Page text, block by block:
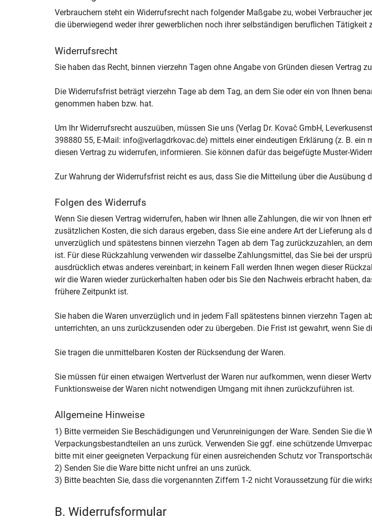
Verbrauchern steht ein Widerrufsrecht nach folgender Maßgabe zu, wobei Verbraucher
die überwiegend weder ihrer gewerblichen noch ihrer selbständigen beruflichen Tätigkeit
Widerrufsrecht
Sie haben das Recht, binnen vierzehn Tagen ohne Angabe von Gründen diesen Vertrag
Die Widerrufsfrist beträgt vierzehn Tage ab dem Tag, an dem Sie oder ein von Ihnen
genommen haben bzw. hat.
Um Ihr Widerrufsrecht auszuüben, müssen Sie uns (Verlag Dr. Kovač GmbH,
398880 55, E-Mail: info@verlagdrkovac.de) mittels einer eindeutigen Erklärung (z. B.
diesen Vertrag zu widerrufen, informieren. Sie können dafür das beigefügte Muster-
Zur Wahrung der Widerrufsfrist reicht es aus, dass Sie die Mitteilung über die
Folgen des Widerrufs
Wenn Sie diesen Vertrag widerrufen, haben wir Ihnen alle Zahlungen, die wir von Ihnen
zusätzlichen Kosten, die sich daraus ergeben, dass Sie eine andere Art der Lieferung
unverzüglich und spätestens binnen vierzehn Tagen ab dem Tag zurückzuzahlen, an
ist. Für diese Rückzahlung verwenden wir dasselbe Zahlungsmittel, das Sie bei der
ausdrücklich etwas anderes vereinbart; in keinem Fall werden Ihnen wegen dieser
wir die Waren wieder zurückerhalten haben oder bis Sie den Nachweis erbracht haben,
frühere Zeitpunkt ist.
Sie haben die Waren unverzüglich und in jedem Fall spätestens binnen vierzehn Tagen
unterrichten, an uns zurückzusenden oder zu übergeben. Die Frist ist gewahrt, wenn Sie
Sie tragen die unmittelbaren Kosten der Rücksendung der Waren.
Sie müssen für einen etwaigen Wertverlust der Waren nur aufkommen, wenn dieser
Funktionsweise der Waren nicht notwendigen Umgang mit ihnen zurückzuführen ist.
Allgemeine Hinweise
1) Bitte vermeiden Sie Beschädigungen und Verunreinigungen der Ware. Senden Sie
Verpackungsbestandteilen an uns zurück. Verwenden Sie ggf. eine schützende
bitte mit einer geeigneten Verpackung für einen ausreichenden Schutz vor
2) Senden Sie die Ware bitte nicht unfrei an uns zurück.
3) Bitte beachten Sie, dass die vorgenannten Ziffern 1-2 nicht Voraussetzung für die
B. Widerrufsformular